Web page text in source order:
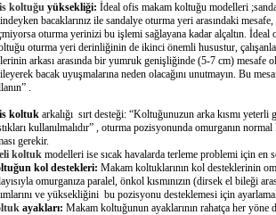
koltuğu yüksekliği: İdeal ofis makam koltuğu modelleri
bacaklarınız ile sandalye oturma yeri arasındaki
oturma yerinizi bu işlemi sağlayana kadar alçaltın.
oturma yeri derinliğinin de ikinci önemli husustur,
arkası arasında bir yumruk genişliğinde (5-7 cm) mesafe
bacak uyuşmalarına neden olacağını unutmayın. Bu
.
koltuk arkalığı sırt desteği: “Koltuğunuzun arka kısmı
kullanılmalıdır” , oturma pozisyonunda omurganın
gerekir.
koltuk modelleri ise sıcak havalarda terleme problemi için
kol destekleri: Makam koltuklarının kol desteklerinin
omurganıza paralel, önkol kısmınızın (dirsek el bileği
ve yüksekliğini bu pozisyonu desteklemesi için
ayakları: Makam koltuğunun ayaklarının rahatça her